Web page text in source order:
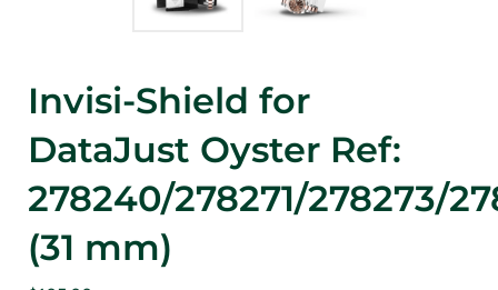
Invisi-Shield for
DataJust Oyster Ref:
278240/278271/278273/
(31 mm)